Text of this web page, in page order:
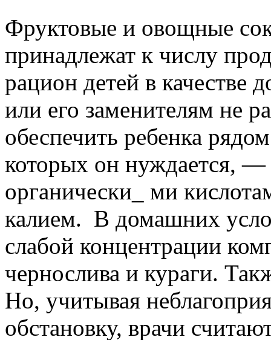
Фруктовые и овощные
принадлежат к числу
рацион детей в качестве
или его заменителям не
обеспечить ребенка
которых он нуждается, —
органически_ ми
калием. В домашних
слабой концентрации
чернослива и кураги.
Но, учитывая
обстановку, врачи